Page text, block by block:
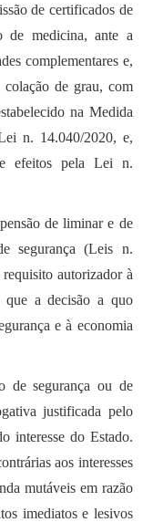
de certificados de
de medicina, ante a
complementares e,
colação de grau, com
na Medida
n. 14.040/2020, e,
efeitos pela Lei n.
de liminar e de
segurança (Leis n.
autorizador à
que a decisão a quo
e à economia
de segurança ou de
justificada pelo
interesse do Estado.
aos interesses
mutáveis em razão
imediatos e lesivos